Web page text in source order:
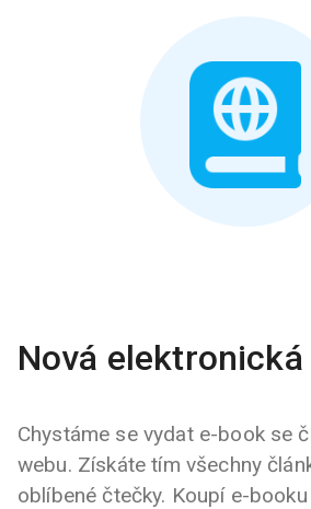
Nová
Chystáme se vydat e-book se
webu. Získáte tím všechny
oblíbené čtečky. Koupí e-